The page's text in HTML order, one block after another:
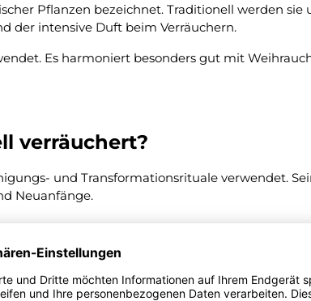
Pflanzen bezeichnet. Traditionell werden
der intensive Duft beim Verräuchern.
Es harmoniert besonders gut mit
verräuchert?
und Transformationsrituale verwendet.
Neuanfänge.